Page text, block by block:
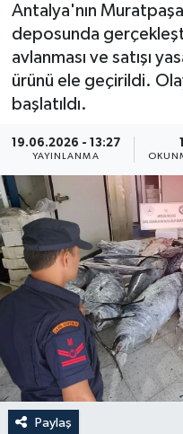
Antalya'nın
deposunda
avlanması ve satışı
ürünü ele geçirildi.
başlatıldı.
19.06.2026 - 13:27
YAYINLANMA
Paylaş
Magazin
Ekonomi
Dünya
Resmi Reklamlar
Tüm Manşetler
Son Dakika